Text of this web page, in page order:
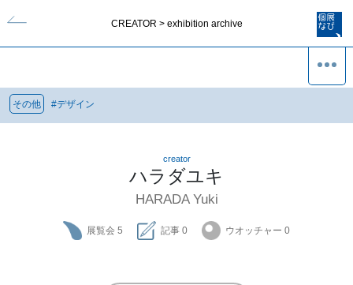
CREATOR > exhibition archive
その他 #デザイン
creator
ハラダユキ
HARADA Yuki
展覧会 5 記事 0 ウオッチャー 0